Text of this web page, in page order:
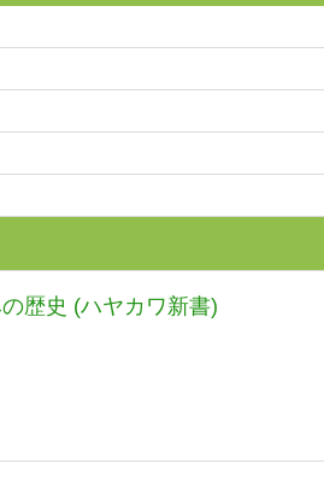
歴史 (ハヤカワ新書)